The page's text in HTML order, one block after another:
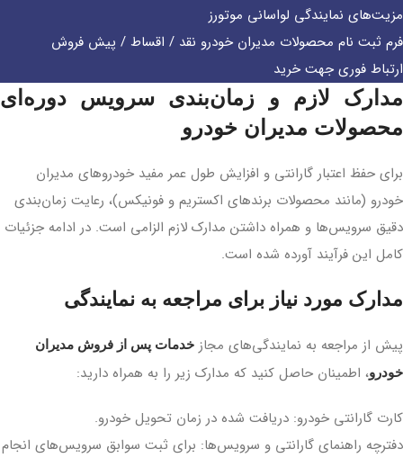
مزیت‌های نمایندگی لواسانی موتورز
فرم ثبت نام محصولات مدیران خودرو نقد / اقساط / پیش فروش​
ارتباط فوری جهت خرید
مدارک لازم و زمان‌بندی سرویس دوره‌ای
محصولات مدیران خودرو
برای حفظ اعتبار گارانتی و افزایش طول عمر مفید خودروهای مدیران
خودرو (مانند محصولات برندهای اکستریم و فونیکس)، رعایت زمان‌بندی
دقیق سرویس‌ها و همراه داشتن مدارک لازم الزامی است. در ادامه جزئیات
کامل این فرآیند آورده شده است.
مدارک مورد نیاز برای مراجعه به نمایندگی
پیش از مراجعه به نمایندگی‌های مجاز خدمات پس از فروش مدیران
خودرو، اطمینان حاصل کنید که مدارک زیر را به همراه دارید:
کارت گارانتی خودرو: دریافت شده در زمان تحویل خودرو.
دفترچه راهنمای گارانتی و سرویس‌ها: برای ثبت سوابق سرویس‌های انجام